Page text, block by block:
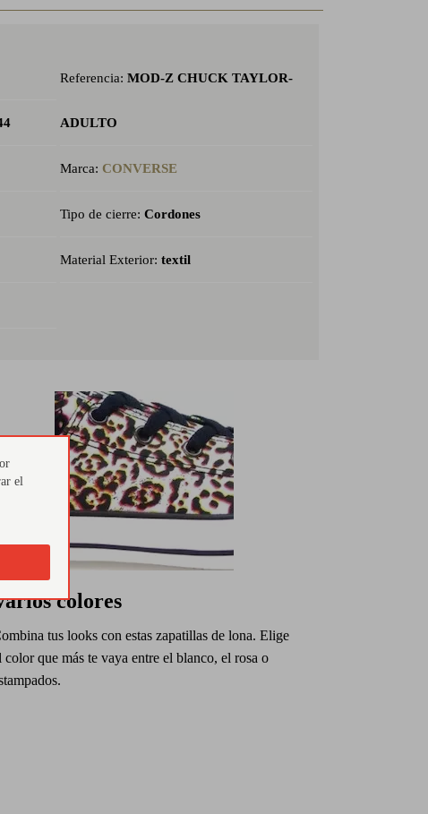
Referencia: MOD-Z CHUCK TAYLOR-
ADULTO
Marca: CONVERSE
Tipo de cierre: Cordones
Material Exterior: textil
colores
tus looks con estas zapatillas de lona. Elige
color que más te vaya entre el blanco, el rosa o
el